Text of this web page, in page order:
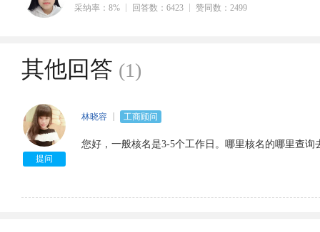
采纳率：8%
回答数：6423 赞同数：2499
其他回答 (1)
提问
林晓容 工商顾问
您好，一般核名是3-5个工作日。哪里核名的哪里查询